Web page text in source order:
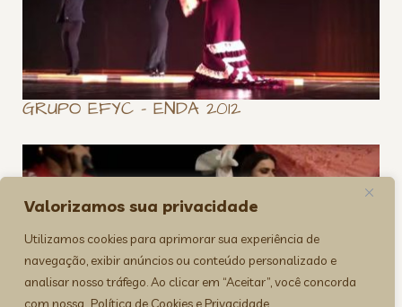
Valorizamos sua privacidade
Utilizamos cookies para aprimorar sua experiência de
navegação, exibir anúncios ou conteúdo personalizado e
analisar nosso tráfego. Ao clicar em “Aceitar”, você concorda
com nossa Política de Cookies e Privacidade
GRUPO EFYC – ENDA 2012
COLETIVO DE ARTES